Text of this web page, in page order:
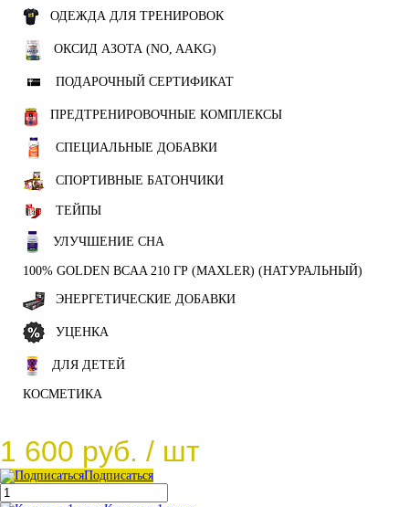
ОДЕЖДА ДЛЯ ТРЕНИРОВОК
ОКСИД АЗОТА (NO, AAKG)
ПОДАРОЧНЫЙ СЕРТИФИКАТ
ПРЕДТРЕНИРОВОЧНЫЕ КОМПЛЕКСЫ
СПЕЦИАЛЬНЫЕ ДОБАВКИ
СПОРТИВНЫЕ БАТОНЧИКИ
ТЕЙПЫ
УЛУЧШЕНИЕ СНА
100% GOLDEN BCAA 210 ГР (MAXLER) (НАТУРАЛЬНЫЙ)
ЭНЕРГЕТИЧЕСКИЕ ДОБАВКИ
УЦЕНКА
ДЛЯ ДЕТЕЙ
КОСМЕТИКА
1 600 руб. / шт
Подписаться